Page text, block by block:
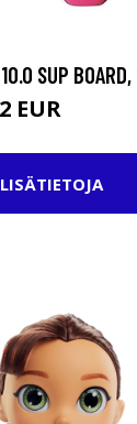
SUP
EUR
LISÄTIETOJA